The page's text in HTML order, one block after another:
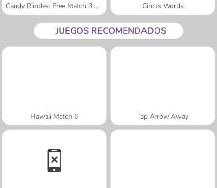
Candy Riddles: Free Match 3 Puzzle Circus Words
JUEGOS RECOMENDADOS
Hawaii Match 6 Tap Arrow Away